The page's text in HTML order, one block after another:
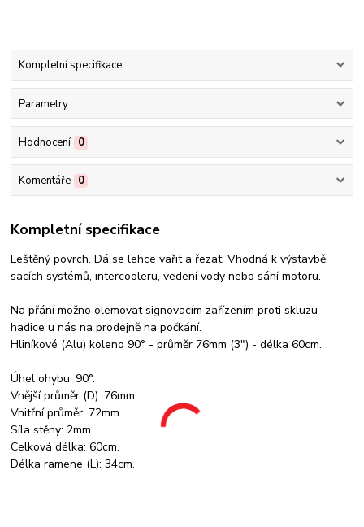
Kompletní specifikace
Parametry
Hodnocení 0
Komentáře 0
Kompletní specifikace
Leštěný povrch. Dá se lehce vařit a řezat. Vhodná k výstavbě
sacích systémů, intercooleru, vedení vody nebo sání motoru.
Na přání možno olemovat signovacím zařízením proti skluzu
hadice u nás na prodejně na počkání.
Hliníkové (Alu) koleno 90° - průměr 76mm (3") - délka 60cm.
Úhel ohybu: 90°.
Vnější průměr (D): 76mm.
Vnitřní průměr: 72mm.
Síla stěny: 2mm.
Celková délka: 60cm.
Délka ramene (L): 34cm.